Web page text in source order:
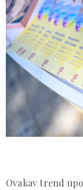
Ovakav trend